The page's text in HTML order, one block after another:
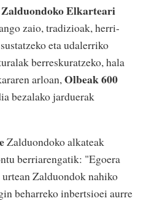
Zalduondoko Elkarteari
zaio, tradizioak, herri-
eta udalerriko
berreskuratzeko, hala
arloan,Olbeak 600
bezalako jarduerak
Zalduondoko alkateak
berriarengatik: "Egoera
Zalduondok nahiko
beharreko inbertsioei aurre